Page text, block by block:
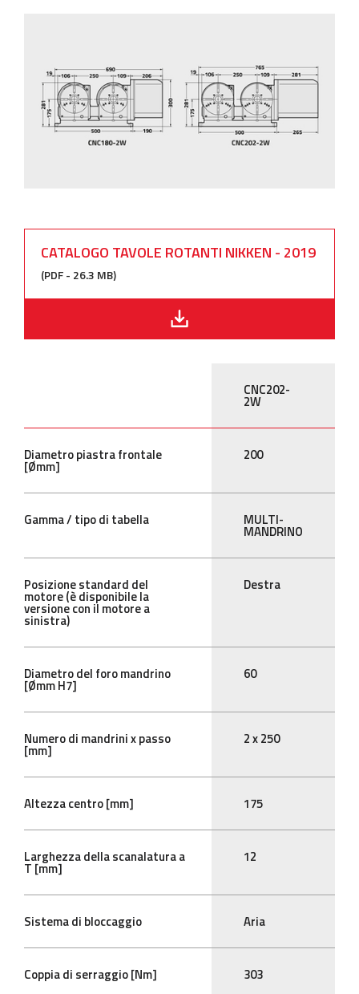
CATALOGO TAVOLE ROTANTI NIKKEN - 2019
(PDF - 26.3 MB)
CNC202-
2W
Diametro piastra frontale
[Ømm]
200
Gamma / tipo di tabella MULTI-
MANDRINO
Posizione standard del
motore (è disponibile la
versione con il motore a
sinistra)
Destra
Diametro del foro mandrino
[Ømm H7]
60
Numero di mandrini x passo
[mm]
2 x 250
Altezza centro [mm] 175
Larghezza della scanalatura a
T [mm]
12
Sistema di bloccaggio Aria
Coppia di serraggio [Nm] 303